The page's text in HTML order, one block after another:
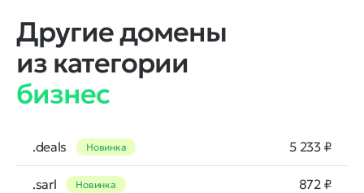
Другие домены
из категории
бизнес
.deals Новинка 5 233 ₽
.sarl Новинка 872 ₽